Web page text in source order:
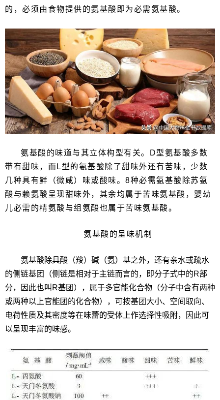
的，必须由食物提供的氨基酸即为必需氨基酸。
氨基酸的味道与其立体构型有关。D型氨基酸多数
带有甜味，而L型的氨基酸除了甜味外还有苦味，少数
几种具有鲜（微咸）味或酸味。8种必需氨基酸除苏氨
酸与赖氨酸呈现甜味外，其余均属于苦味氨基酸，婴幼
儿必需的精氨酸与组氨酸也属于苦味氨基酸。
氨基酸的呈味机制
氨基酸除具酸（羧）碱（氨）基之外，还有亲水或疏水
的侧链基团（侧链是相对于主链而言的，即分子式中的R部
分，因此也叫R基团），属于多官能化合物（分子中含有两种
或两种以上官能团的化合物），可按基团大小、空间取向、
电荷性质及其密度等在味蕾的受体上作选择性吸附，因此可
以呈现丰富的味感。